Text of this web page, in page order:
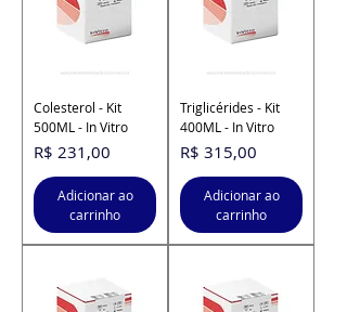
Colesterol - Kit
500ML - In Vitro
Preço
R$ 231,00
Adicionar ao
carrinho
Triglicérides - Kit
400ML - In Vitro
Preço
R$ 315,00
Adicionar ao
carrinho